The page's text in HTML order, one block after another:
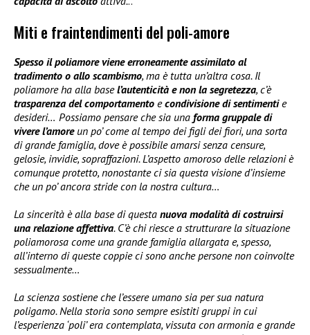
Miti e fraintendimenti del poli-amore
Spesso il poliamore viene erroneamente assimilato al
tradimento o allo scambismo, ma è tutta un’altra cosa. Il
poliamore ha alla basel’autenticità e non la segretezza, c’è
trasparenza del comportamento econdivisione di sentimentie
desideri… Possiamo pensare che sia una forma gruppale di
vivere l’amoreun po’ come al tempo dei figli dei fiori, una sorta
di grande famiglia, dove è possibile amarsi senza censure,
gelosie, invidie, sopraffazioni. L’aspetto amoroso delle relazioni è
comunque protetto, nonostante ci sia questa visione d’insieme
che un po’ ancora stride con la nostra cultura…
La sincerità è alla base di questa nuova modalità di costruirsi
una relazione affettiva. C’è chi riesce a strutturare la situazione
poliamorosa come una grande famiglia allargata e, spesso,
all’interno di queste coppie ci sono anche persone non coinvolte
sessualmente…
La scienza sostiene che l’essere umano sia per sua natura
poligamo. Nella storia sono sempre esistiti gruppi in cui
l’esperienza ‘poli’ era contemplata, vissuta con armonia e grande